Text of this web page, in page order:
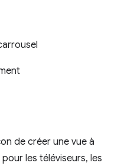
de créer une vue à
les téléviseurs, les